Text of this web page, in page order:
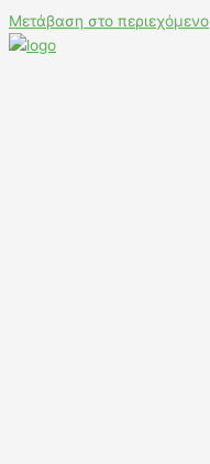
Μετάβαση στο περιεχόμενο